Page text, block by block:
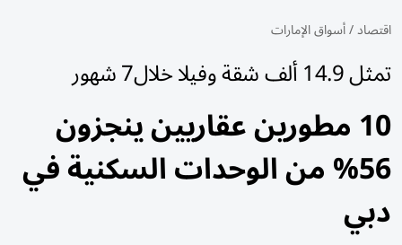
اقتصاد/أسواق الإمارات
تمثل 14.9 ألف شقة وفيلا خلال7 شهور
10 مطورين عقاريين ينجزون
56% من الوحدات السكنية في
دبي